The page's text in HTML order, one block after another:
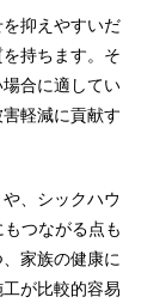
抑えやすいだ
持ちます。そ
合に適してい
軽減に貢献す
、シックハウ
つながる点も
家族の健康に
が比較的容易